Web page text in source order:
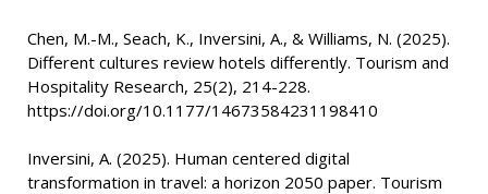
Chen, M.-M., Seach, K., Inversini, A., & Williams, N. (2025).
Different cultures review hotels differently. Tourism and
Hospitality Research, 25(2), 214-228.
https://doi.org/10.1177/14673584231198410
Inversini, A. (2025). Human centered digital
transformation in travel: a horizon 2050 paper. Tourism